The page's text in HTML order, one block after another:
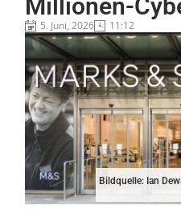
Millionen-
5. Juni, 2026 11:12
Bildquelle: Ian